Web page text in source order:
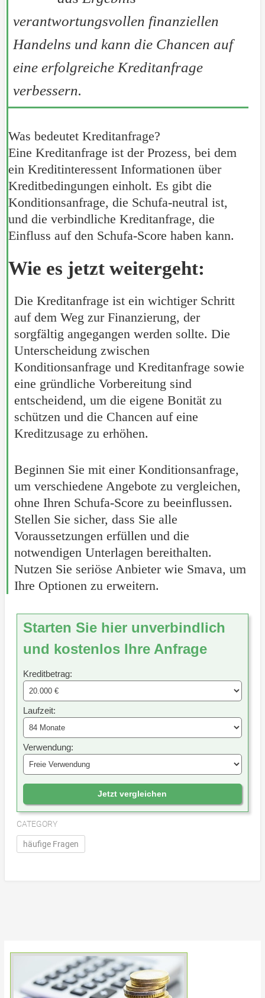
verantwortungsvollen finanziellen
Handelns und kann die Chancen auf
eine erfolgreiche Kreditanfrage
verbessern.
Was bedeutet Kreditanfrage?
Eine Kreditanfrage ist der Prozess, bei dem
ein Kreditinteressent Informationen über
Kreditbedingungen einholt. Es gibt die
Konditionsanfrage, die Schufa-neutral ist,
und die verbindliche Kreditanfrage, die
Einfluss auf den Schufa-Score haben kann.
Wie es jetzt weitergeht:
Die Kreditanfrage ist ein wichtiger Schritt
auf dem Weg zur Finanzierung, der
sorgfältig angegangen werden sollte. Die
Unterscheidung zwischen
Konditionsanfrage und Kreditanfrage sowie
eine gründliche Vorbereitung sind
entscheidend, um die eigene Bonität zu
schützen und die Chancen auf eine
Kreditzusage zu erhöhen.
Beginnen Sie mit einer Konditionsanfrage,
um verschiedene Angebote zu vergleichen,
ohne Ihren Schufa-Score zu beeinflussen.
Stellen Sie sicher, dass Sie alle
Voraussetzungen erfüllen und die
notwendigen Unterlagen bereithalten.
Nutzen Sie seriöse Anbieter wie Smava, um
Ihre Optionen zu erweitern.
Starten Sie hier unverbindlich
und kostenlos Ihre Anfrage
Kreditbetrag:
Laufzeit:
Verwendung:
Jetzt vergleichen
CATEGORY
häufige Fragen